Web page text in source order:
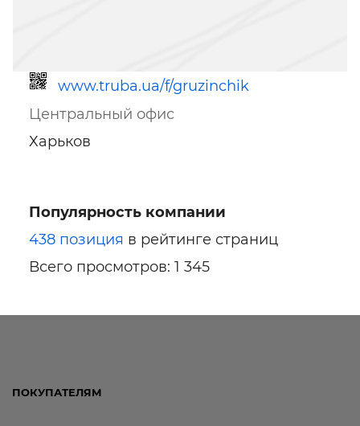
www.truba.ua/f/gruzinchik
Ссылка для мобильных устройств
Центральный офис
Харьков
Популярность компании
438 позиция в рейтинге страниц
Всего просмотров: 1 345
ПОКУПАТЕЛЯМ